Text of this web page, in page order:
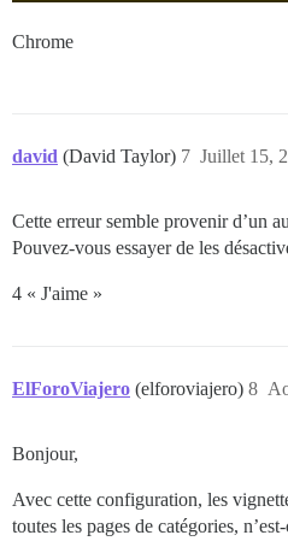
Chrome
david (David Taylor) Juillet 15,
7
Cette erreur semble provenir d’un
Pouvez-vous essayer de les
4 « J'aime »
ElForoViajero (elforoviajero) 8
Bonjour,
Avec cette configuration, les
toutes les pages de catégories,